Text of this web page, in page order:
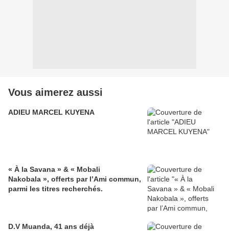
Vous aimerez aussi
ADIEU MARCEL KUYENA
« À la Savana » & « Mobali
Nakobala », offerts par l’Ami commun,
parmi les titres recherchés.
D.V Muanda, 41 ans déjà